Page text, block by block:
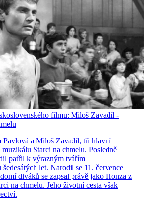
filmu: Miloš Zavadil -
Pavlová a Miloš Zavadil, tři hlavní
Starci na chmelu. Posledně
patřil k výrazným tvářím
let. Narodil se 11. července
diváků se zapsal právě jako Honza z
na chmelu. Jeho životní cesta však